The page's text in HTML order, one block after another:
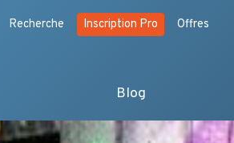
Recherche Inscription Pro Offres
Blog